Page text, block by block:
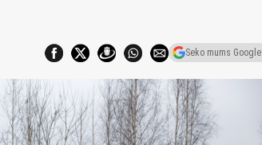
Seko mums Google